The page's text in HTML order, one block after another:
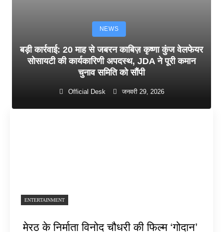
NEWS
बड़ी कार्रवाई: 20 माह से जबरन काबिज़ कृष्णा कुंज वेलफेयर
सोसायटी की कार्यकारिणी अपदस्थ, JDA ने पूरी कमान
चुनाव समिति को सौंपी
Official Desk जनवरी 29, 2026
ENTERTAINMENT
मेरठ के निर्माता विनोद चौधरी की फिल्म ‘गोदान’